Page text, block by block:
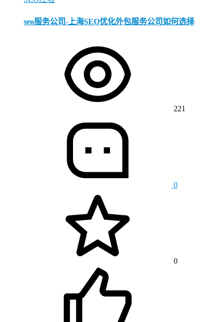
seo服务公司-上海SEO优化外包服务公司如何选择
221
0
0